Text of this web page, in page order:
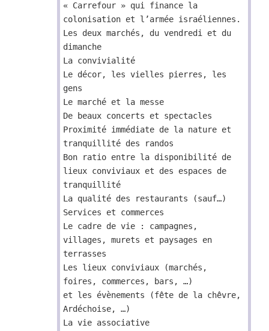
« Carrefour » qui finance la
colonisation et l’armée israéliennes.
Les deux marchés, du vendredi et du
dimanche
La convivialité
Le décor, les vielles pierres, les
gens
Le marché et la messe
De beaux concerts et spectacles
Proximité immédiate de la nature et
tranquillité des randos
Bon ratio entre la disponibilité de
lieux conviviaux et des espaces de
tranquillité
La qualité des restaurants (sauf…)
Services et commerces
Le cadre de vie : campagnes,
villages, murets et paysages en
terrasses
Les lieux conviviaux (marchés,
foires, commerces, bars, …)
et les évènements (fête de la chêvre,
Ardéchoise, …)
La vie associative